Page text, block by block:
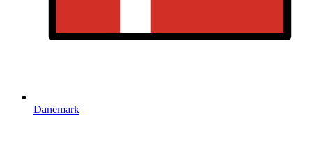
Danemark